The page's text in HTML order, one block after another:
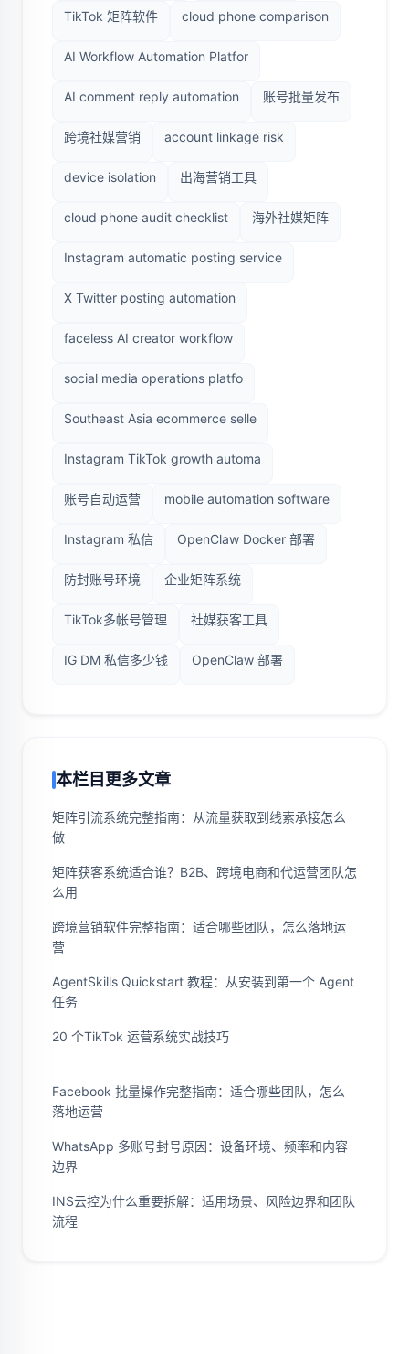
TikTok 矩阵软件 cloud phone comparison
AI Workflow Automation Platfor
AI comment reply automation 账号批量发布
跨境社媒营销 account linkage risk
device isolation 出海营销工具
cloud phone audit checklist 海外社媒矩阵
Instagram automatic posting service
X Twitter posting automation
faceless AI creator workflow
social media operations platfo
Southeast Asia ecommerce selle
Instagram TikTok growth automa
账号自动运营 mobile automation software
Instagram 私信 OpenClaw Docker 部署
防封账号环境 企业矩阵系统
TikTok多帐号管理 社媒获客工具
IG DM 私信多少钱 OpenClaw 部署
本栏目更多文章
矩阵引流系统完整指南：从流量获取到线索承接怎么
做
矩阵获客系统适合谁？B2B、跨境电商和代运营团队怎
么用
跨境营销软件完整指南：适合哪些团队，怎么落地运
营
AgentSkills Quickstart 教程：从安装到第一个 Agent
任务
20 个TikTok 运营系统实战技巧
Facebook 批量操作完整指南：适合哪些团队，怎么
落地运营
WhatsApp 多账号封号原因：设备环境、频率和内容
边界
INS云控为什么重要拆解：适用场景、风险边界和团队
流程